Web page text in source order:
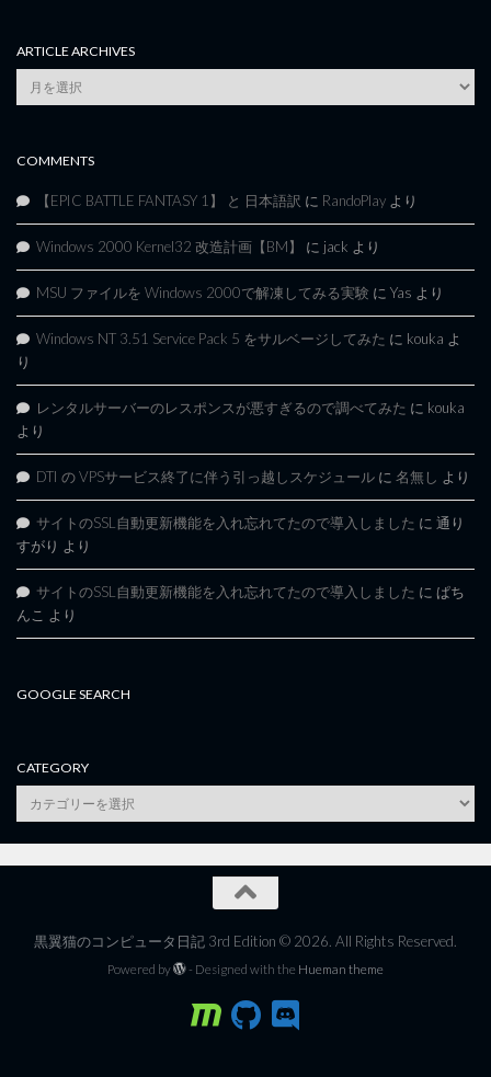
ARTICLE ARCHIVES
Article
Archives
COMMENTS
【EPIC BATTLE FANTASY 1】 と 日本語訳 に RandoPlay より
Windows 2000 Kernel32 改造計画【BM】 に jack より
MSU ファイルを Windows 2000で解凍してみる実験 に Yas より
Windows NT 3.51 Service Pack 5 をサルベージしてみた に kouka よ
り
レンタルサーバーのレスポンスが悪すぎるので調べてみた に kouka
より
DTI の VPSサービス終了に伴う引っ越しスケジュール に 名無し より
サイトのSSL自動更新機能を入れ忘れてたので導入しました に 通り
すがり より
サイトのSSL自動更新機能を入れ忘れてたので導入しました に ぱち
んこ より
GOOGLE SEARCH
CATEGORY
category
黒翼猫のコンピュータ日記 3rd Edition © 2026. All Rights Reserved.
Powered by - Designed with the Hueman theme